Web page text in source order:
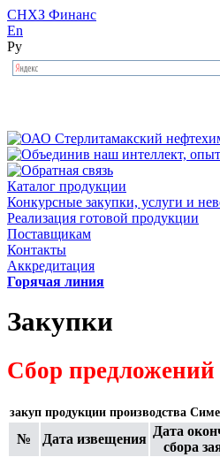
СНХЗ Финанс
En
Ру
Каталог продукции
Конкурсные закупки, услуги и
Реализация готовой продукции
Поставщикам
Контакты
Аккредитация
Горячая линия
Закупки
Сбор
закуп продукции производства
№ Дата извещения
Дата
сбора